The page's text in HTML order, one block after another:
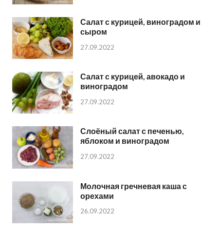
Салат с курицей, виноградом и
сыром
27.09.2022
Салат с курицей, авокадо и
виноградом
27.09.2022
Слоёный салат с печенью,
яблоком и виноградом
27.09.2022
Молочная гречневая каша с
орехами
26.09.2022